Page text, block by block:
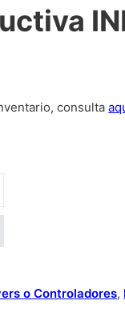
consulta
o Controladores,